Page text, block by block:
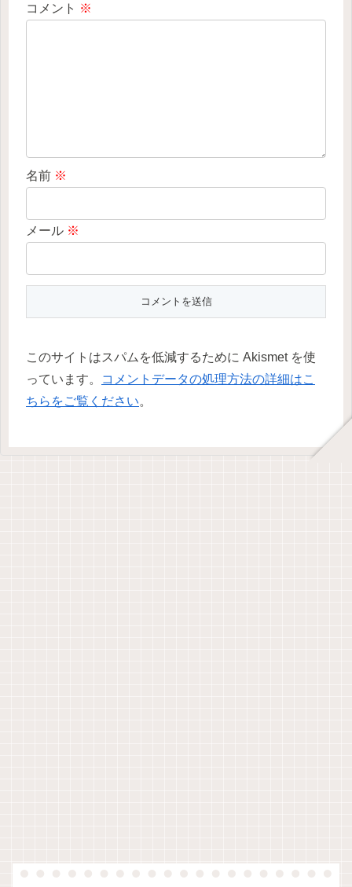
コメント ※
名前 ※
メール ※
このサイトはスパムを低減するために Akismet を使
っています。
コメントデータの処理方法の詳細はこ
ちらをご覧ください。